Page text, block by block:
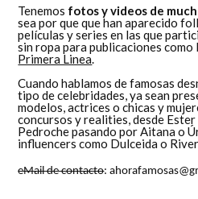
Tenemos fotos y videos de
sea por que que han aparecido
películas y series en las que
sin ropa para publicaciones como
Primera Linea.
Cuando hablamos de famosas
tipo de celebridades, ya sean
modelos, actrices o chicas y
concursos y realities, desde
Pedroche pasando por Aitana o
influencers como Dulceida o
eMail de contacto: